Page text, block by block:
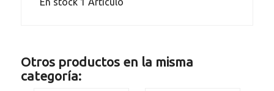
Otros productos en la misma
categoría: